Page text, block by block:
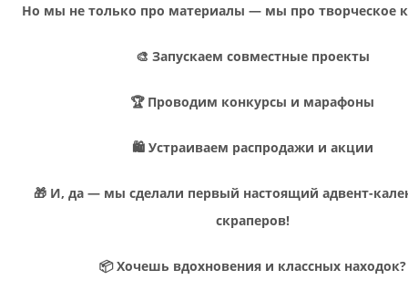
Но мы не только про материалы — мы про творческое
🎨 Запускаем совместные проекты
🏆 Проводим конкурсы и марафоны
🛍 Устраиваем распродажи и акции
🎁 И, да — мы сделали первый настоящий адвент-
скраперов!
📦 Хочешь вдохновения и классных находок?